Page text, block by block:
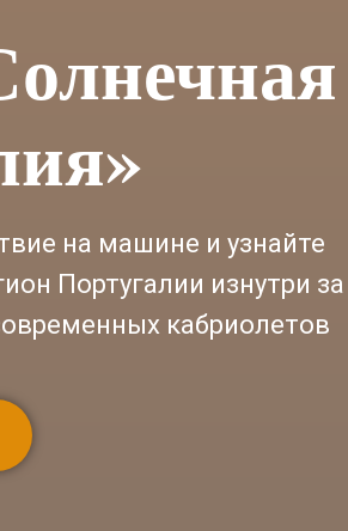
на машине и узнайте
Португалии изнутри за
кабриолетов